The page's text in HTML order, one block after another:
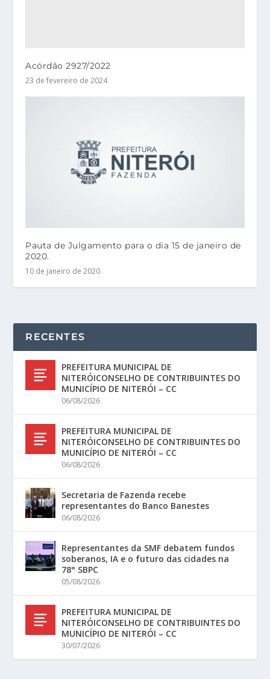
Acórdão 2927/2022
23 de fevereiro de 2024
Pauta de Julgamento para o dia 15 de janeiro de
2020.
10 de janeiro de 2020
RECENTES
PREFEITURA MUNICIPAL DE
NITERÓICONSELHO DE CONTRIBUINTES DO
MUNICÍPIO DE NITERÓI – CC
06/08/2026
PREFEITURA MUNICIPAL DE
NITERÓICONSELHO DE CONTRIBUINTES DO
MUNICÍPIO DE NITERÓI – CC
06/08/2026
Secretaria de Fazenda recebe
representantes do Banco Banestes
06/08/2026
Representantes da SMF debatem fundos
soberanos, IA e o futuro das cidades na
78° SBPC
05/08/2026
PREFEITURA MUNICIPAL DE
NITERÓICONSELHO DE CONTRIBUINTES DO
MUNICÍPIO DE NITERÓI – CC
30/07/2026